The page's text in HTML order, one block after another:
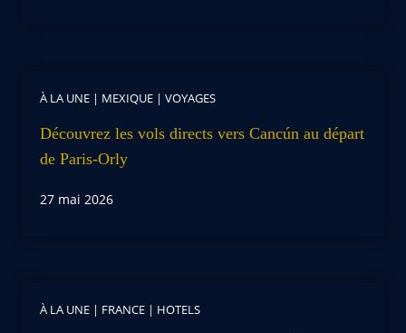
À LA UNE | MEXIQUE | VOYAGES
Découvrez les vols directs vers Cancún au départ
de Paris-Orly
27 mai 2026
À LA UNE | FRANCE | HOTELS